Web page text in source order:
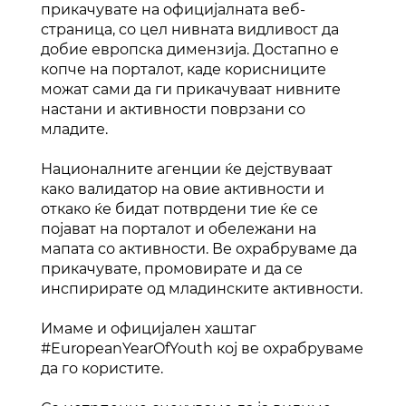
прикачувате на официјалната веб-
страница, со цел нивната видливост да
добие европска димензија. Достапно е
копче на порталот, каде корисниците
можат сами да ги прикачуваат нивните
настани и активности поврзани со
младите.
Националните агенции ќе дејствуваат
како валидатор на овие активности и
откако ќе бидат потврдени тие ќе се
појават на порталот и обележани на
мапата со активности. Ве охрабруваме да
прикачувате, промовирате и да се
инспирирате од младинските активности.
Имаме и официјален хаштаг
#EuropeanYearOfYouth кој ве охрабруваме
да го користите.